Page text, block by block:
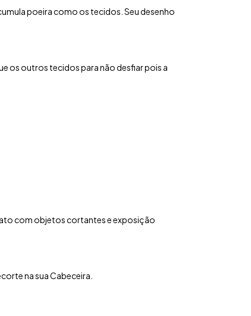
poeira como os tecidos. Seu desenho
os outros tecidos para não desfiar pois a
com objetos cortantes e exposição
na sua Cabeceira.